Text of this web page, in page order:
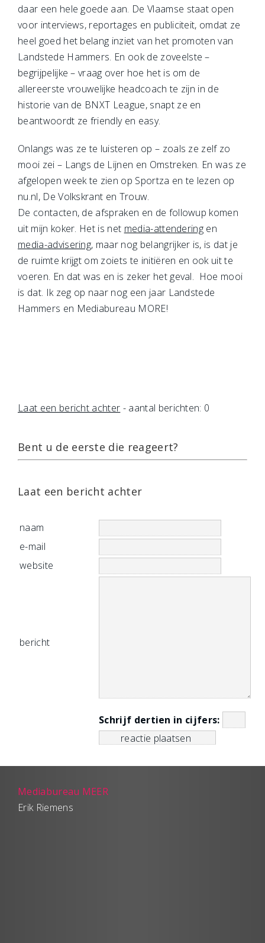
daar een hele goede aan. De Vlaamse staat open
voor interviews, reportages en publiciteit, omdat ze
heel goed het belang inziet van het promoten van
Landstede Hammers. En ook de zoveelste –
begrijpelijke – vraag over hoe het is om de
allereerste vrouwelijke headcoach te zijn in de
historie van de BNXT League, snapt ze en
beantwoordt ze friendly en easy.
Onlangs was ze te luisteren op – zoals ze zelf zo
mooi zei – Langs de Lijnen en Omstreken. En was ze
afgelopen week te zien op Sportza en te lezen op
nu.nl, De Volkskrant en Trouw.
De contacten, de afspraken en de followup komen
uit mijn koker. Het is net media-attendering en
media-advisering, maar nog belangrijker is, is dat je
de ruimte krijgt om zoiets te initiëren en ook uit te
voeren. En dat was en is zeker het geval. Hoe mooi
is dat. Ik zeg op naar nog een jaar Landstede
Hammers en Mediabureau MORE!
Laat een bericht achter - aantal berichten: 0
Bent u de eerste die reageert?
Laat een bericht achter
naam
e-mail
website
bericht
Schrijf dertien in cijfers:
Mediabureau MEER
Erik Riemens